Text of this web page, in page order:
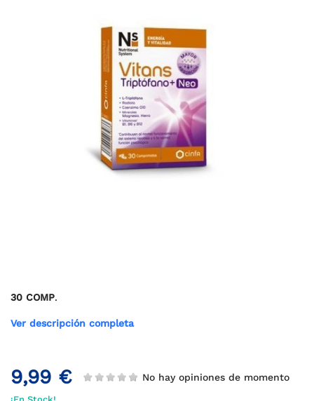
30 COMP.
Ver descripción completa
9,99 € No hay opiniones de momento